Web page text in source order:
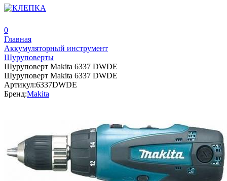
0
Главная
Аккумуляторный инструмент
Шуруповерты
Шуруповерт Makita 6337 DWDE
Шуруповерт Makita 6337 DWDE
Артикул:6337DWDE
Бренд:Makita